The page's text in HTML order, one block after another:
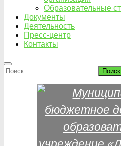
Образовательные
Документы
Деятельность
Пресс-центр
Контакты
Найти: